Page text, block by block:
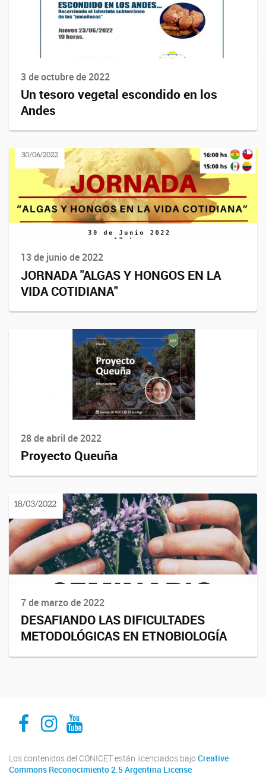
3 de octubre de 2022
Un tesoro vegetal escondido en los
Andes
13 de junio de 2022
JORNADA "ALGAS Y HONGOS EN LA
VIDA COTIDIANA"
28 de abril de 2022
Proyecto Queuña
7 de marzo de 2022
DESAFIANDO LAS DIFICULTADES
METODOLÓGICAS EN ETNOBIOLOGÍA
INECOA CONICET UNJuINECOA CONICET UNJuINECOA CONICET UNJu
Los contenidos del CONICET están licenciados bajo Creative
Commons Reconocimiento 2.5 Argentina License